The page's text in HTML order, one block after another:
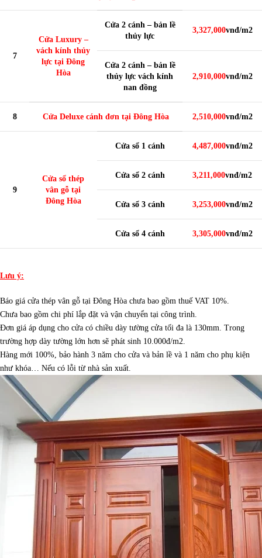
7
Cửa Luxury –
vách kính thủy
lực tại Đông
Hòa
Cửa 2 cánh – bản lề
thủy lực
3,327,000vnđ/m2
Cửa 2 cánh – bản lề
thủy lực vách kính
nan đồng
2,910,000vnđ/m2
8 Cửa Deluxe cánh đơn tại Đông Hòa 2,510,000vnđ/m2
9
Cửa sổ thép
vân gỗ tại
Đông Hòa
Cửa sổ 1 cánh 4,487,000vnđ/m2
Cửa sổ 2 cánh 3,211,000vnđ/m2
Cửa sổ 3 cánh 3,253,000vnđ/m2
Cửa sổ 4 cánh 3,305,000vnđ/m2
Lưu ý:
Báo giá cửa thép vân gỗ tại Đông Hòa chưa bao gồm thuế VAT 10%.
Chưa bao gồm chi phí lắp đặt và vận chuyển tại công trình.
Đơn giá áp dụng cho cửa có chiều dày tường cửa tối đa là 130mm. Trong
trường hợp dày tường lớn hơn sẽ phát sinh 10.000đ/m2.
Hàng mới 100%, bảo hành 3 năm cho cửa và bản lề và 1 năm cho phụ kiện
như khóa… Nếu có lỗi từ nhà sản xuất.